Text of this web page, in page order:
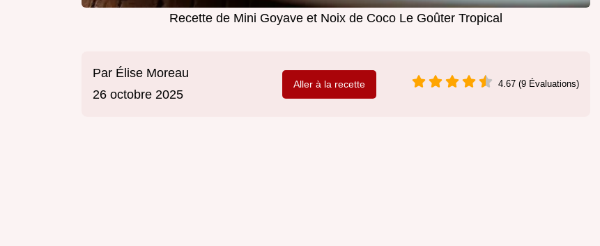
Recette de Mini Goyave et Noix de Coco Le Goûter Tropical
Par Élise Moreau
26 octobre 2025
Aller à la recette 4.67 (9 Évaluations)